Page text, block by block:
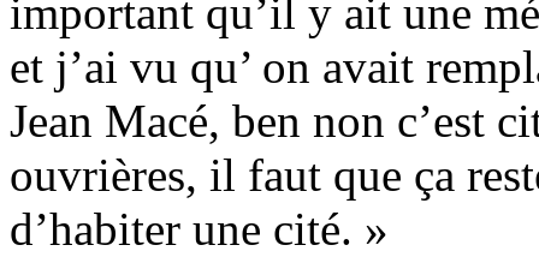
important qu’il y ait une
et j’ai vu qu’ on avait
Jean Macé, ben non c’est
ouvrières, il faut que ça
d’habiter une cité. »